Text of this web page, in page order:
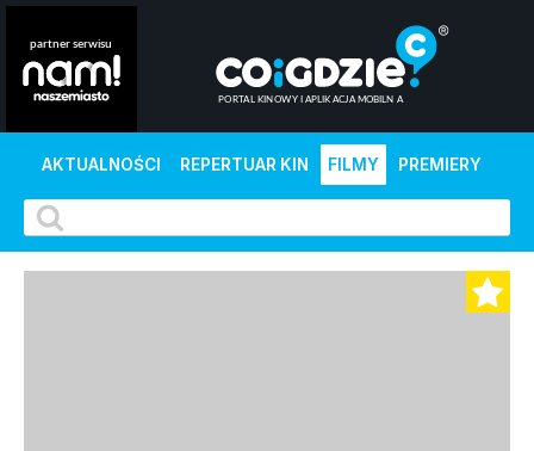
AKTUALNOŚCI REPERTUAR KIN FILMY PREMIERY